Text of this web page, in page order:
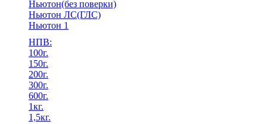
Ньютон(без поверки)
Ньютон ЛС(ГЛС)
Ньютон 1
НПВ:
100г.
150г.
200г.
300г.
600г.
1кг.
1,5кг.